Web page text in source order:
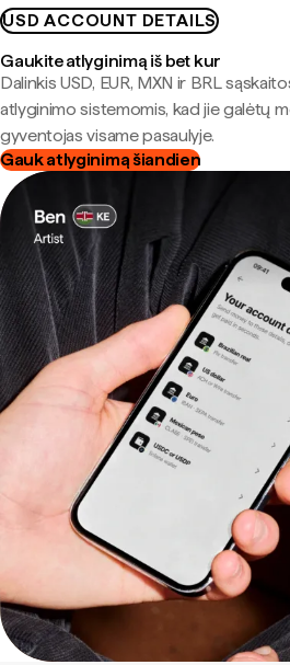
USD ACCOUNT DETAILS
Gaukite atlyginimą iš bet kur
Dalinkis USD, EUR, MXN ir BRL
atlyginimo sistemomis, kad jie galėtų
gyventojas visame pasaulyje.
Gauk atlyginimą šiandien